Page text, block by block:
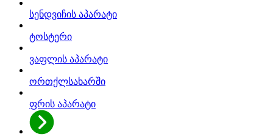
სენდვიჩის აპარატი
ტოსტერი
ვაფლის აპარატი
ორთქლსახარში
ფრის აპარატი